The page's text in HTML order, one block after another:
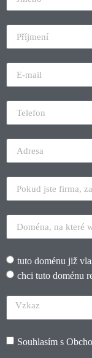
tuto doménu již
chci tuto doménu
Souhlasím s